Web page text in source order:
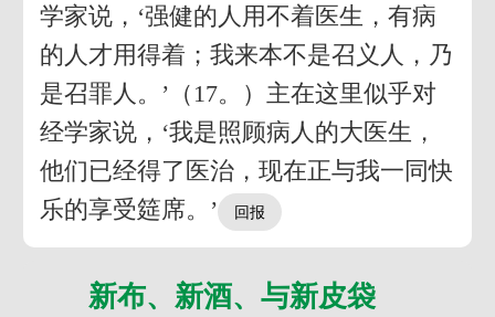
学家说，‘强健的人用不着医生，有病
的人才用得着；我来本不是召义人，乃
是召罪人。’（17。）主在这里似乎对
经学家说，‘我是照顾病人的大医生，
他们已经得了医治，现在正与我一同快
乐的享受筵席。’
新布、新酒、与新皮袋